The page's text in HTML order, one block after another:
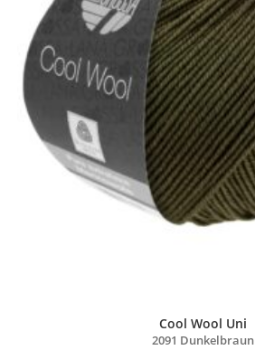
Cool Wool Uni
2091 Dunkelbraun